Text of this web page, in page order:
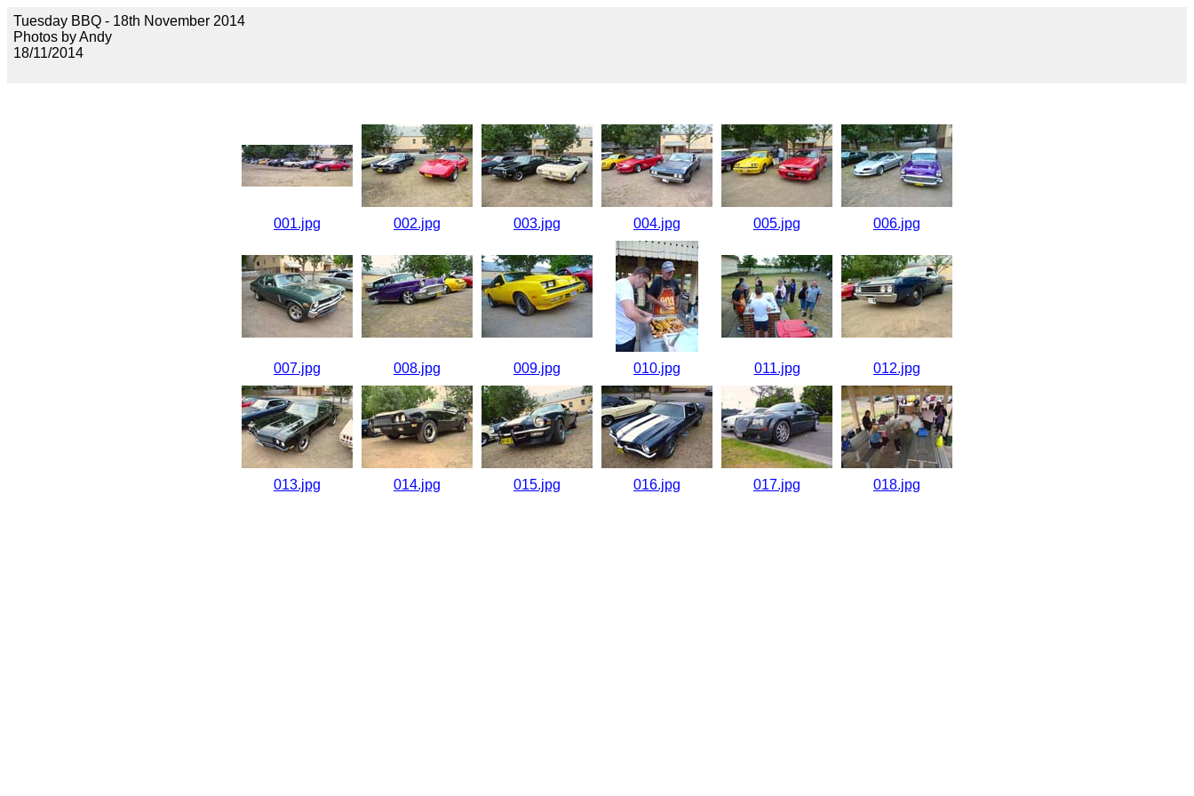
Tuesday BBQ - 18th November 2014
Photos by Andy
18/11/2014
001.jpg 002.jpg 003.jpg 004.jpg 005.jpg 006.jpg
007.jpg 008.jpg 009.jpg 010.jpg 011.jpg 012.jpg
013.jpg 014.jpg 015.jpg 016.jpg 017.jpg 018.jpg